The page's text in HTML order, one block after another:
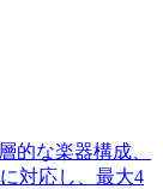
的な楽器構成、
対応し、最大4